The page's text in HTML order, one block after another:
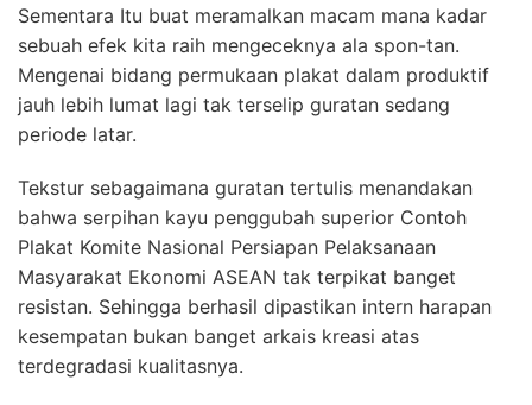
Sementara Itu buat meramalkan macam mana kadar
sebuah efek kita raih mengeceknya ala spon-tan.
Mengenai bidang permukaan plakat dalam produktif
jauh lebih lumat lagi tak terselip guratan sedang
periode latar.
Tekstur sebagaimana guratan tertulis menandakan
bahwa serpihan kayu penggubah superior Contoh
Plakat Komite Nasional Persiapan Pelaksanaan
Masyarakat Ekonomi ASEAN tak terpikat banget
resistan. Sehingga berhasil dipastikan intern harapan
kesempatan bukan banget arkais kreasi atas
terdegradasi kualitasnya.